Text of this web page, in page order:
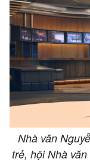
Nhà văn
trẻ, hội Nhà